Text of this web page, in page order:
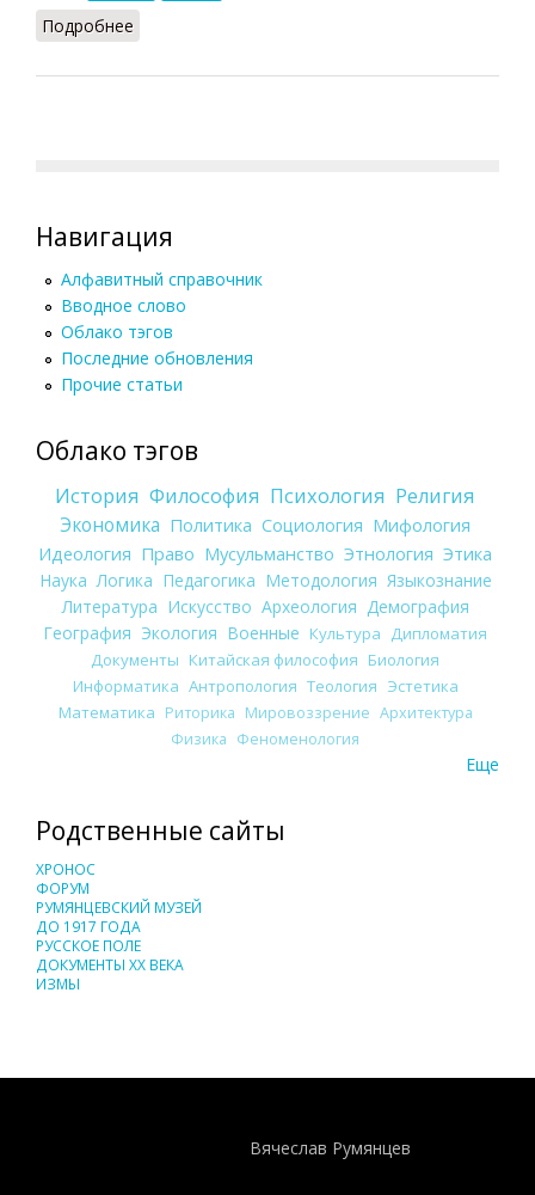
Подробнее
Навигация
Алфавитный справочник
Вводное слово
Облако тэгов
Последние обновления
Прочие статьи
Облако тэгов
История Философия Психология Религия
Экономика Политика Социология Мифология
Идеология Право Мусульманство Этнология Этика
Наука Логика Педагогика Методология Языкознание
Литература Искусство Археология Демография
География Экология Военные Культура
Дипломатия
Документы Китайская философия Биология
Информатика Антропология Теология Эстетика
Математика Риторика Мировоззрение Архитектура
Физика Феноменология
Еще
Родственные сайты
ХРОНОС
ФОРУМ
РУМЯНЦЕВСКИЙ МУЗЕЙ
ДО 1917 ГОДА
РУССКОЕ ПОЛЕ
ДОКУМЕНТЫ XX ВЕКА
ИЗМЫ
Вячеслав Румянцев